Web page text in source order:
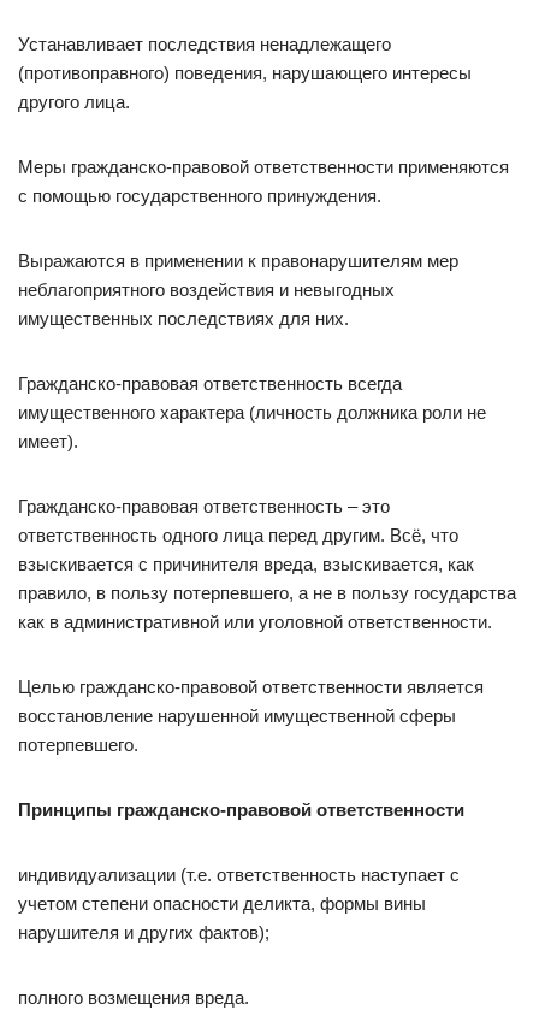
Устанавливает последствия ненадлежащего
(противоправного) поведения, нарушающего интересы
другого лица.
Меры гражданско-правовой ответственности применяются
с помощью государственного принуждения.
Выражаются в применении к правонарушителям мер
неблагоприятного воздействия и невыгодных
имущественных последствиях для них.
Гражданско-правовая ответственность всегда
имущественного характера (личность должника роли не
имеет).
Гражданско-правовая ответственность – это
ответственность одного лица перед другим. Всё, что
взыскивается с причинителя вреда, взыскивается, как
правило, в пользу потерпевшего, а не в пользу государства
как в административной или уголовной ответственности.
Целью гражданско-правовой ответственности является
восстановление нарушенной имущественной сферы
потерпевшего.
Принципы гражданско-правовой ответственности
индивидуализации (т.е. ответственность наступает с
учетом степени опасности деликта, формы вины
нарушителя и других фактов);
полного возмещения вреда.